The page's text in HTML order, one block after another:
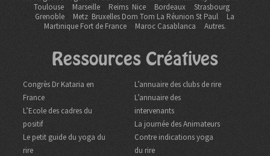
Toulouse
Marseille Reims Nice Bordeaux
Strasbourg
Grenoble
Metz Bruxelles Dom TomLa Réunion St Paul
La
Martinique Fort de France
Maroc Casablanca Autres.
Ressources Créatives
Congrès Dr Kataria en
France
L’Ecole des cadres du
positif
Le petit guide du yoga du
rire
L’annuaire des clubs de rire
L’annuaire des
intervenants
La journée des Animateurs
Contre indications yoga
du rire